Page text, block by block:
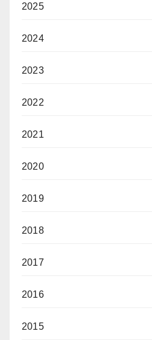
2025
2024
2023
2022
2021
2020
2019
2018
2017
2016
2015